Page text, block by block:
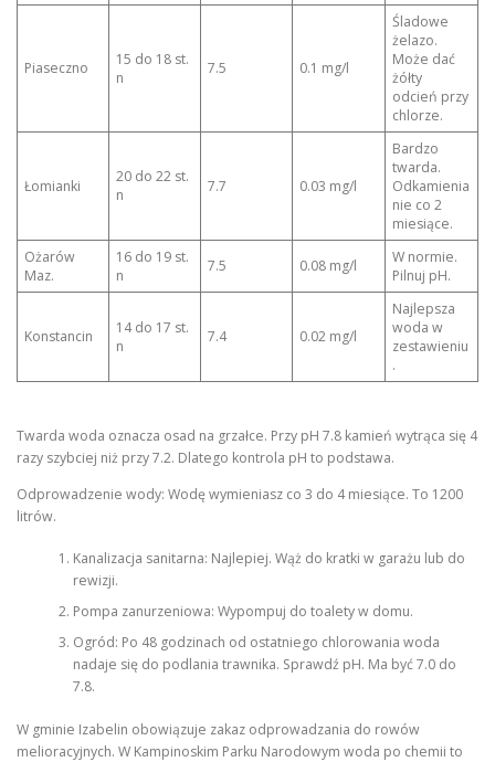
Piaseczno
15 do 18 st.
n
7.5 0.1 mg/l
Śladowe
żelazo.
Może dać
żółty
odcień przy
chlorze.
Łomianki
20 do 22 st.
n
7.7 0.03 mg/l
Bardzo
twarda.
Odkamienia
nie co 2
miesiące.
Ożarów
Maz.
16 do 19 st.
n
7.5 0.08 mg/l
W normie.
Pilnuj pH.
Konstancin
14 do 17 st.
n
7.4 0.02 mg/l
Najlepsza
woda w
zestawieniu
.
Twarda woda oznacza osad na grzałce. Przy pH 7.8 kamień wytrąca się 4
razy szybciej niż przy 7.2. Dlatego kontrola pH to podstawa.
Odprowadzenie wody: Wodę wymieniasz co 3 do 4 miesiące. To 1200
litrów.
Kanalizacja sanitarna: Najlepiej. Wąż do kratki w garażu lub do
rewizji.
Pompa zanurzeniowa: Wypompuj do toalety w domu.
Ogród: Po 48 godzinach od ostatniego chlorowania woda
nadaje się do podlania trawnika. Sprawdź pH. Ma być 7.0 do
7.8.
W gminie Izabelin obowiązuje zakaz odprowadzania do rowów
melioracyjnych. W Kampinoskim Parku Narodowym woda po chemii to